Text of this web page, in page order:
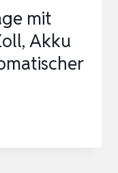
mit
Akku